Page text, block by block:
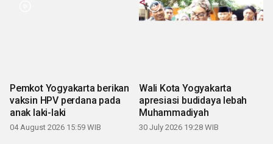
Pemkot Yogyakarta berikan
vaksin HPV perdana pada
anak laki-laki
04 August 2026 15:59 WIB
Wali Kota Yogyakarta
apresiasi budidaya lebah
Muhammadiyah
30 July 2026 19:28 WIB